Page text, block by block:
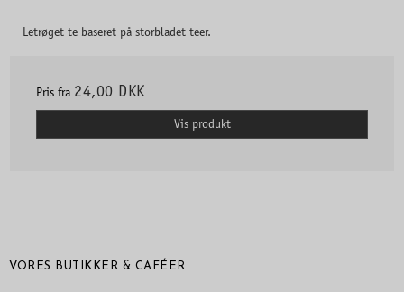
Letrøget te baseret på storbladet teer.
Pris fra 24,00 DKK
Vis produkt
VORES BUTIKKER & CAFÉER